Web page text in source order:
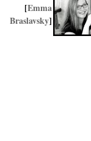
[Emma
Braslavsky]